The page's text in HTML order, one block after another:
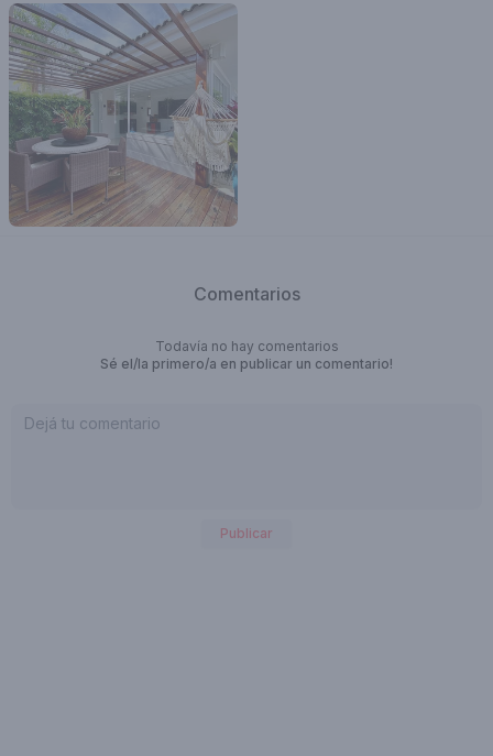
Comentarios
Todavía no hay comentarios
Sé el/la primero/a en publicar un comentario!
Publicar